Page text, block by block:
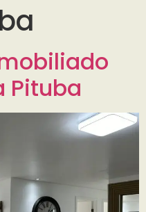
Pituba